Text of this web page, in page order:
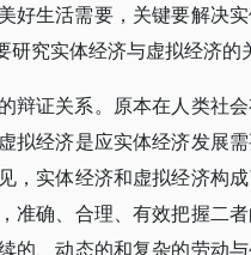
好生活需要，关键要解决
究实体经济与虚拟经济的
辩证关系。原本在人类社
拟经济是应实体经济发展
，实体经济和虚拟经济构
准确、合理、有效把握二
的、动态的和复杂的劳动